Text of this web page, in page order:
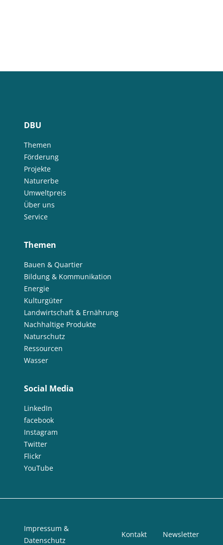
DBU
Themen
Förderung
Projekte
Naturerbe
Umweltpreis
Über uns
Service
Themen
Bauen & Quartier
Bildung & Kommunikation
Energie
Kulturgüter
Landwirtschaft & Ernährung
Nachhaltige Produkte
Naturschutz
Ressourcen
Wasser
Social Media
LinkedIn
facebook
Instagram
Twitter
Flickr
YouTube
Impressum &
Datenschutz
Kontakt Newsletter